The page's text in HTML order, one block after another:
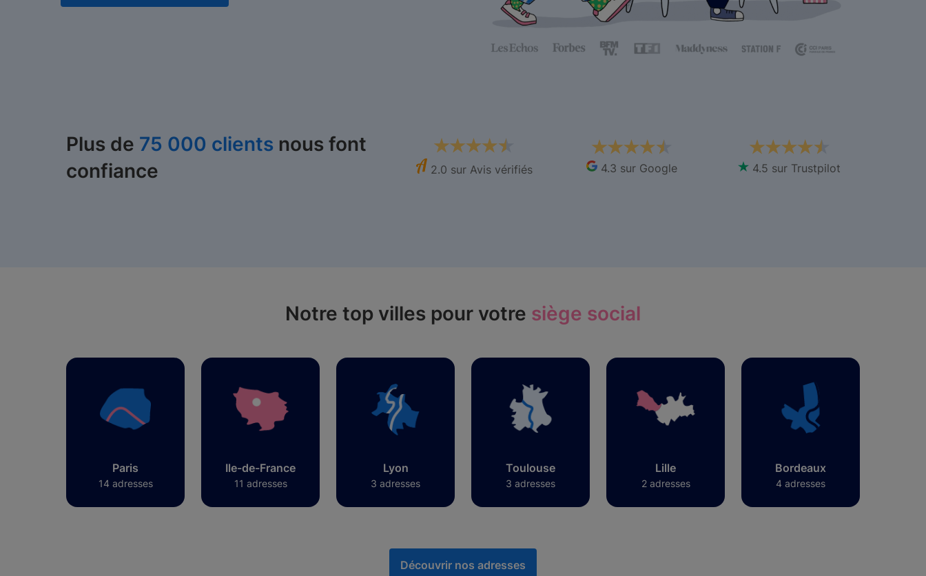
Plus de 75 000 clients nous font
confiance
2.0 sur Avis vérifiés 4.3 sur Google 4.5 sur Trustpilot
Notre top villes pour votre siège social
Paris
14 adresses
Ile-de-France
11 adresses
Lyon
3 adresses
Toulouse
3 adresses
Lille
2 adresses
Bordeaux
4 adresses
Découvrir nos adresses